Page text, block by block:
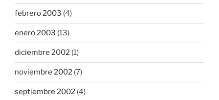
febrero 2003 (4)
enero 2003 (13)
diciembre 2002 (1)
noviembre 2002 (7)
septiembre 2002 (4)